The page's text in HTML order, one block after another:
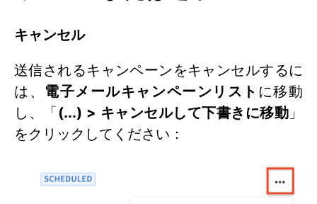
キャンセル
送信されるキャンペーンをキャンセルするに
は、 電子メールキャンペーンリスト に移動
し、「(...) > キャンセルして下書きに移動 」
をクリックしてください：